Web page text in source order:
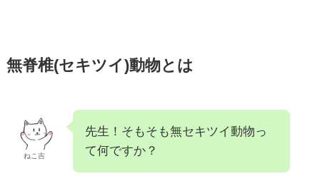
無脊椎(セキツイ)動物とは
ねこ吉
先生！そもそも無セキツイ動物っ
て何ですか？